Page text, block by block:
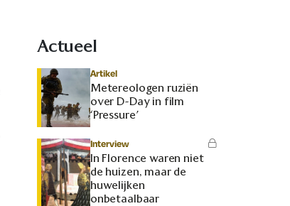
Actueel
Artikel
Metereologen ruziën
over D-Day in film
‘Pressure’
Interview
In Florence waren niet
de huizen, maar de
huwelijken
onbetaalbaar